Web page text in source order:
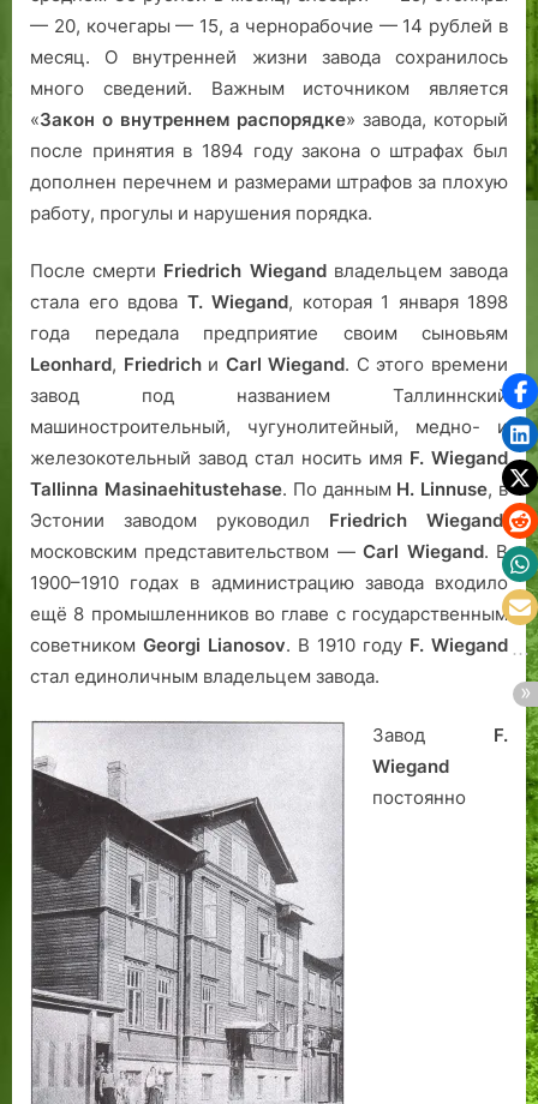
— 20, кочегары — 15, а чернорабочие — 14 рублей в
месяц. О внутренней жизни завода сохранилось
много сведений. Важным источником является
«Закон о внутреннем распорядке» завода, который
после принятия в 1894 году закона о штрафах был
дополнен перечнем и размерами штрафов за плохую
работу, прогулы и нарушения порядка.
После смерти Friedrich Wiegandвладельцем завода
стала его вдова T. Wiegand, которая 1 января 1898
года передала предприятие своим сыновьям
Leonhard, Friedrichи Carl Wiegand. С этого времени
завод под названием Таллиннский
машиностроительный, чугунолитейный, медно- и
железокотельный завод стал носить имя F. Wiegand
Tallinna Masinaehitustehase. По данным H. Linnuse, в
Эстонии заводом руководил Friedrich Wiegand,
московским представительством —Carl Wiegand. В
1900–1910 годах в администрацию завода входило
ещё 8 промышленников во главе с государственным
советником Georgi Lianosov. В 1910 году F. Wiegand
стал единоличным владельцем завода.
Завод F.
Wiegand
постоянно